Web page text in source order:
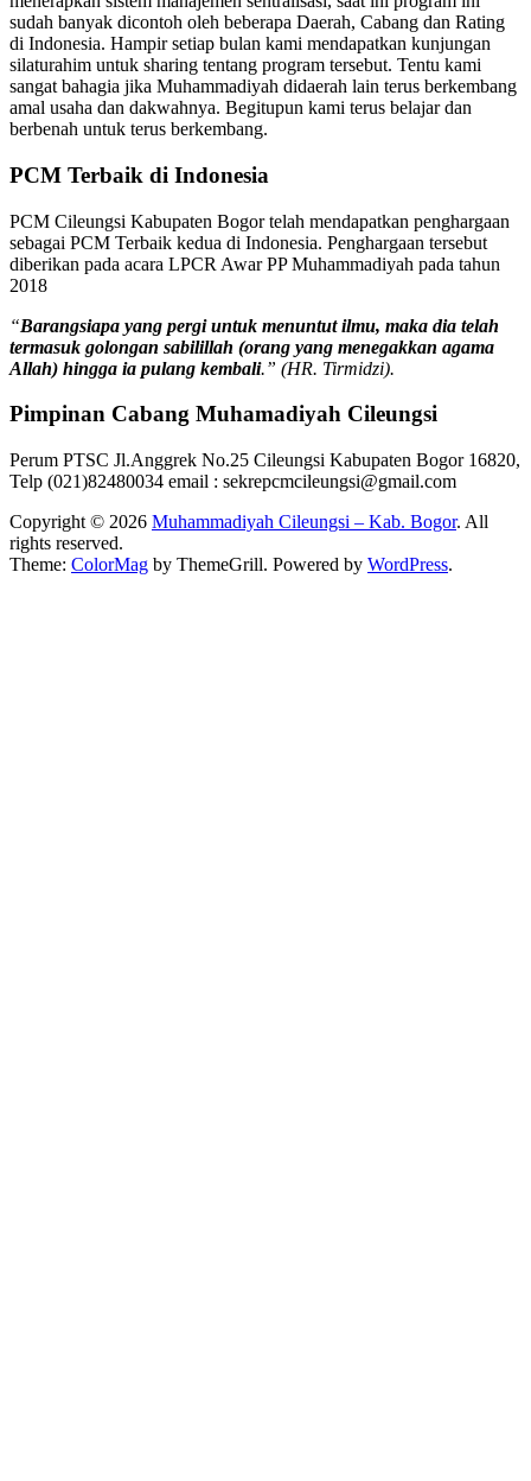
sudah banyak dicontoh oleh beberapa Daerah, Cabang dan Rating
di Indonesia. Hampir setiap bulan kami mendapatkan kunjungan
silaturahim untuk sharing tentang program tersebut. Tentu kami
sangat bahagia jika Muhammadiyah didaerah lain terus berkembang
amal usaha dan dakwahnya. Begitupun kami terus belajar dan
berbenah untuk terus berkembang.
PCM Terbaik di Indonesia
PCM Cileungsi Kabupaten Bogor telah mendapatkan penghargaan
sebagai PCM Terbaik kedua di Indonesia. Penghargaan tersebut
diberikan pada acara LPCR Awar PP Muhammadiyah pada tahun
2018
“Barangsiapa yang pergi untuk menuntut ilmu, maka dia telah
termasuk golongan sabilillah (orang yang menegakkan agama
Allah) hingga ia pulang kembali.” (HR. Tirmidzi).
Pimpinan Cabang Muhamadiyah Cileungsi
Perum PTSC Jl.Anggrek No.25 Cileungsi Kabupaten Bogor 16820,
Telp (021)82480034 email : sekrepcmcileungsi@gmail.com
Copyright © 2026 Muhammadiyah Cileungsi – Kab. Bogor. All
rights reserved.
Theme: ColorMag by ThemeGrill. Powered by WordPress.